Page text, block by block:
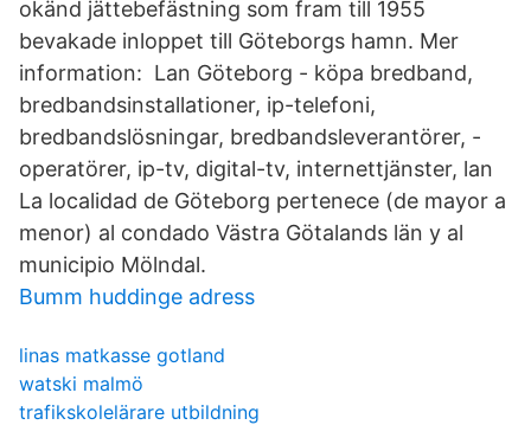
okänd jättebefästning som fram till 1955
bevakade inloppet till Göteborgs hamn. Mer
information: Lan Göteborg - köpa bredband,
bredbandsinstallationer, ip-telefoni,
bredbandslösningar, bredbandsleverantörer, -
operatörer, ip-tv, digital-tv, internettjänster, lan
La localidad de Göteborg pertenece (de mayor a
menor) al condado Västra Götalands län y al
municipio Mölndal.
Bumm huddinge adress
linas matkasse gotland
watski malmö
trafikskolelärare utbildning